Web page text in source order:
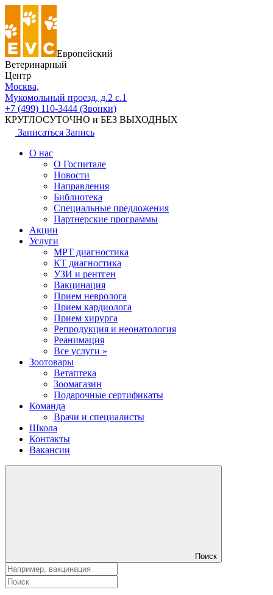
Европейский
Ветеринарный
Центр
Москва,
Мукомольный проезд, д.2 с.1
+7 (499) 110-3444 (Звонки)
КРУГЛОСУТОЧНО и БЕЗ ВЫХОДНЫХ
Записаться Запись
О нас
О Госпитале
Новости
Направления
Библиотека
Специальные предложения
Партнерские программы
Акции
Услуги
МРТ диагностика
КТ диагностика
УЗИ и рентген
Вакцинация
Прием невролога
Прием кардиолога
Прием хирурга
Репродукция и неонатология
Реанимация
Все услуги »
Зоотовары
Ветаптека
Зоомагазин
Подарочные сертификаты
Команда
Врачи и специалисты
Школа
Контакты
Вакансии
Поиск